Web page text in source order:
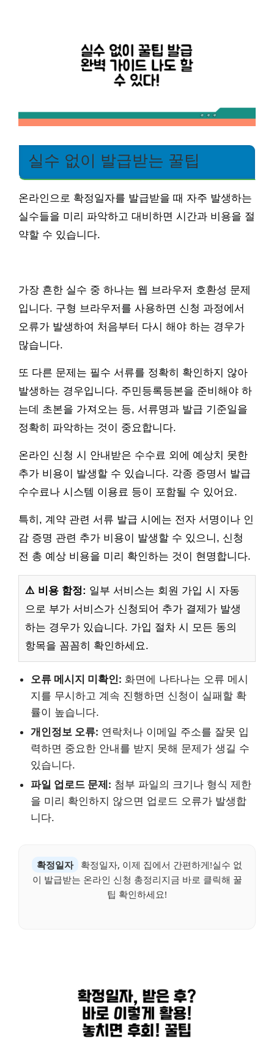
실수 없이 발급받는 꿀팁
온라인으로 확정일자를 발급받을 때 자주 발생하는
실수들을 미리 파악하고 대비하면 시간과 비용을 절
약할 수 있습니다.
가장 흔한 실수 중 하나는 웹 브라우저 호환성 문제
입니다. 구형 브라우저를 사용하면 신청 과정에서
오류가 발생하여 처음부터 다시 해야 하는 경우가
많습니다.
또 다른 문제는 필수 서류를 정확히 확인하지 않아
발생하는 경우입니다. 주민등록등본을 준비해야 하
는데 초본을 가져오는 등, 서류명과 발급 기준일을
정확히 파악하는 것이 중요합니다.
온라인 신청 시 안내받은 수수료 외에 예상치 못한
추가 비용이 발생할 수 있습니다. 각종 증명서 발급
수수료나 시스템 이용료 등이 포함될 수 있어요.
특히, 계약 관련 서류 발급 시에는 전자 서명이나 인
감 증명 관련 추가 비용이 발생할 수 있으니, 신청
전 총 예상 비용을 미리 확인하는 것이 현명합니다.
⚠️ 비용 함정: 일부 서비스는 회원 가입 시 자동
으로 부가 서비스가 신청되어 추가 결제가 발생
하는 경우가 있습니다. 가입 절차 시 모든 동의
항목을 꼼꼼히 확인하세요.
오류 메시지 미확인: 화면에 나타나는 오류 메시
지를 무시하고 계속 진행하면 신청이 실패할 확
률이 높습니다.
개인정보 오류: 연락처나 이메일 주소를 잘못 입
력하면 중요한 안내를 받지 못해 문제가 생길 수
있습니다.
파일 업로드 문제: 첨부 파일의 크기나 형식 제한
을 미리 확인하지 않으면 업로드 오류가 발생합
니다.
확정일자
확정일자, 이제 집에서 간편하게!실수 없
이 발급받는 온라인 신청 총정리지금 바로 클릭해 꿀
팁 확인하세요!